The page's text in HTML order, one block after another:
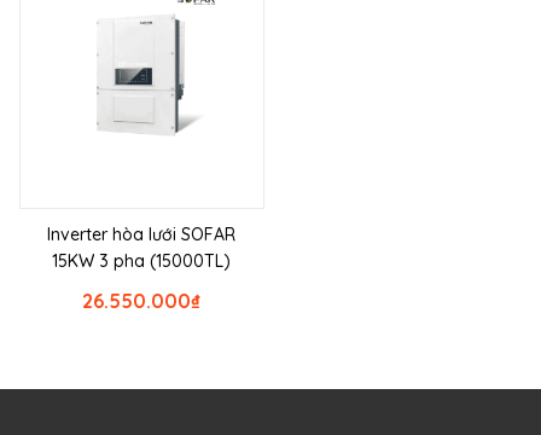
Inverter hòa lưới SOFAR
15KW 3 pha (15000TL)
₫
26.550.000